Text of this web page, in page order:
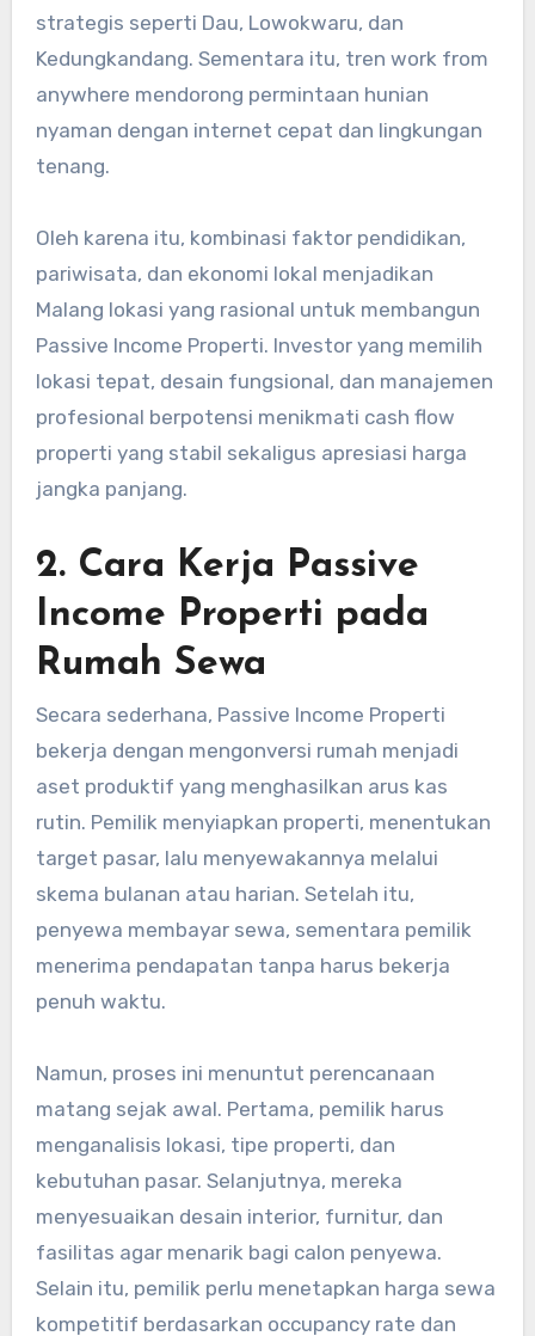
strategis seperti Dau, Lowokwaru, dan
Kedungkandang. Sementara itu, tren work from
anywhere mendorong permintaan hunian
nyaman dengan internet cepat dan lingkungan
tenang.
Oleh karena itu, kombinasi faktor pendidikan,
pariwisata, dan ekonomi lokal menjadikan
Malang lokasi yang rasional untuk membangun
Passive Income Properti. Investor yang memilih
lokasi tepat, desain fungsional, dan manajemen
profesional berpotensi menikmati cash flow
properti yang stabil sekaligus apresiasi harga
jangka panjang.
2. Cara Kerja Passive
Income Properti pada
Rumah Sewa
Secara sederhana, Passive Income Properti
bekerja dengan mengonversi rumah menjadi
aset produktif yang menghasilkan arus kas
rutin. Pemilik menyiapkan properti, menentukan
target pasar, lalu menyewakannya melalui
skema bulanan atau harian. Setelah itu,
penyewa membayar sewa, sementara pemilik
menerima pendapatan tanpa harus bekerja
penuh waktu.
Namun, proses ini menuntut perencanaan
matang sejak awal. Pertama, pemilik harus
menganalisis lokasi, tipe properti, dan
kebutuhan pasar. Selanjutnya, mereka
menyesuaikan desain interior, furnitur, dan
fasilitas agar menarik bagi calon penyewa.
Selain itu, pemilik perlu menetapkan harga sewa
kompetitif berdasarkan occupancy rate dan